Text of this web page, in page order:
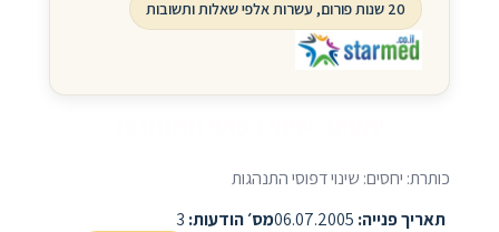
20 שנות פורום, עשרות אלפי שאלות ותשובות
כותרת: יחסים: שינוי דפוסי התנהגות
תאריך פנייה:
מס׳ הודעות: